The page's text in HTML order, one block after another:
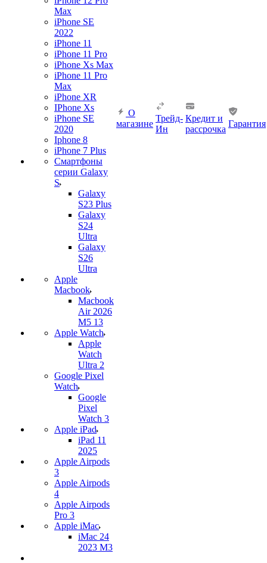
Max
iPhone SE
2022
iPhone 11
iPhone 11 Pro
iPhone Xs Max
iPhone 11 Pro
Max
iPhone XR
IPhone Xs
iPhone SE
2020
Iphone 8
iPhone 7 Plus
Смартфоны
серии Galaxy
S
Galaxy
S23 Plus
Galaxy
S24
Ultra
Galaxy
S26
Ultra
Apple
Macbook
Macbook
Air 2026
M5 13
Apple Watch
Apple
Watch
Ultra 2
Google Pixel
Watch
Google
Pixel
Watch 3
Apple iPad
iPad 11
2025
Apple Airpods
3
Apple Airpods
4
Apple Airpods
Pro 3
Apple iMac
iMac 24
2023 M3
О
магазине
Трейд-
Ин
Кредит и
рассрочка
Гарантия